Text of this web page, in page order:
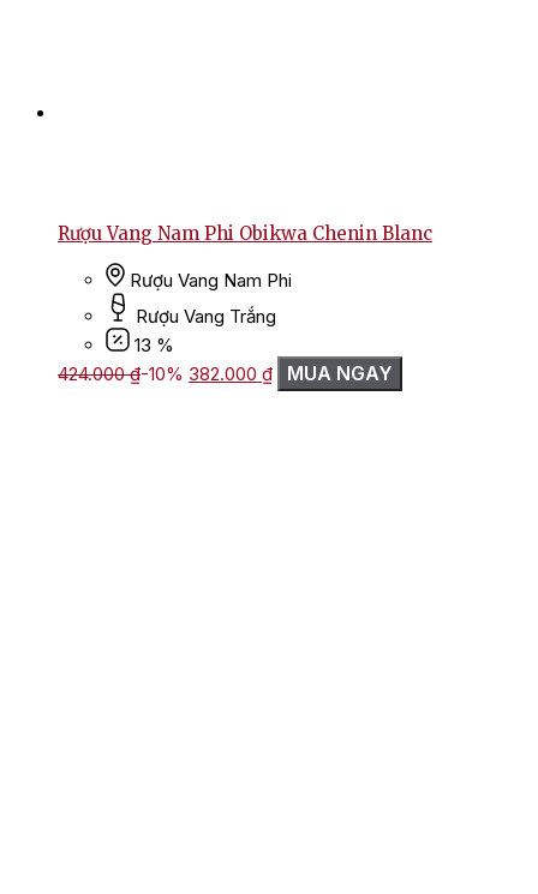
Rượu Vang Nam Phi Obikwa Chenin Blanc
Rượu Vang Nam Phi
Rượu Vang Trắng
13 %
424.000₫-10% Giá
gốc
382.000 ₫Giá
hiện
MUA NGAY